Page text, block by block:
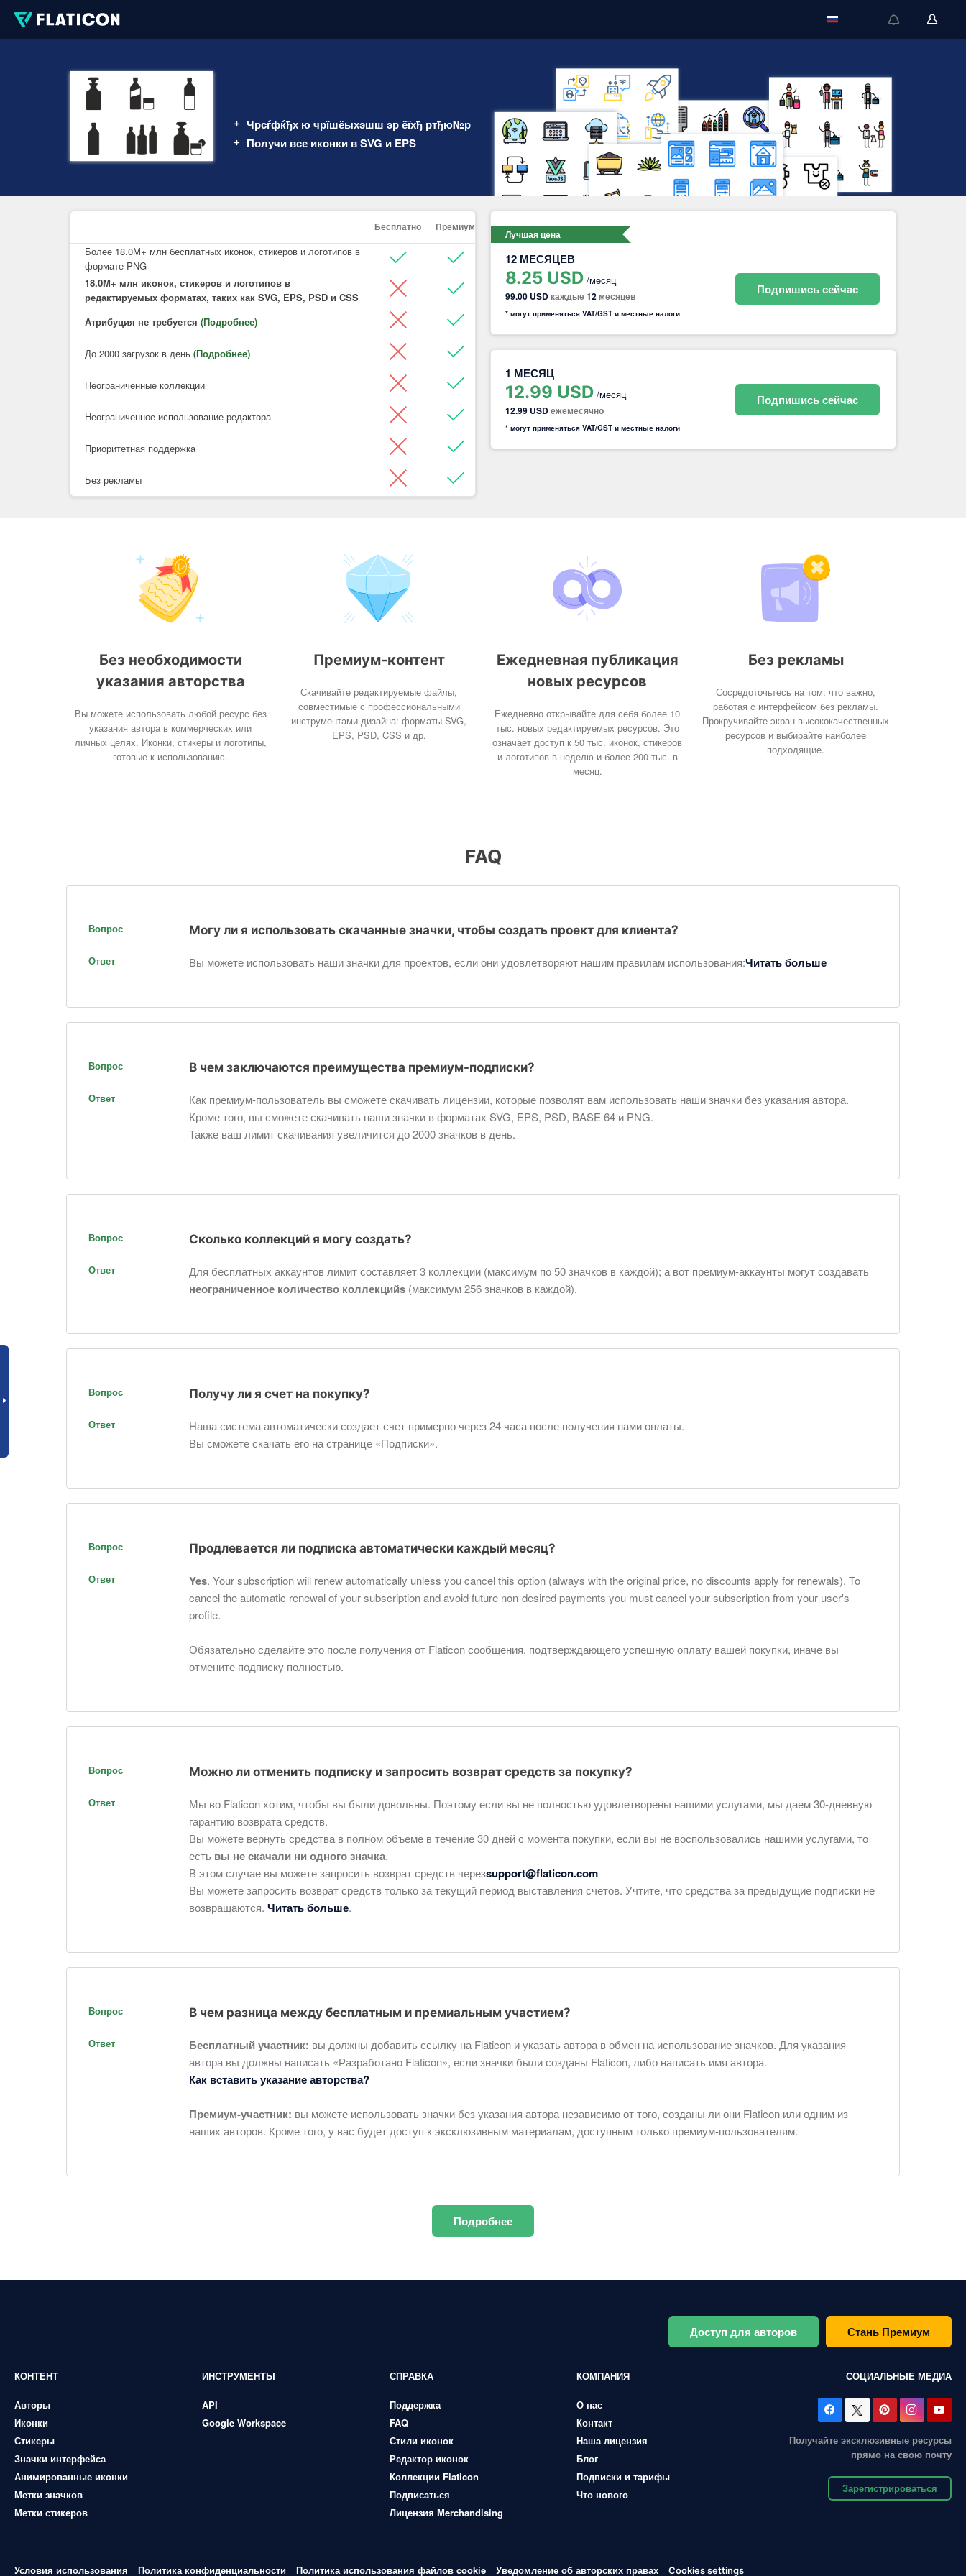
Чрсѓфќђх ю чрїшёыхэшш эр ёїхђ ртђю№р
Получи все иконки в SVG и EPS
Бесплатно Премиум
Более 18.0M+ млн ​​бесплатных иконок, стикеров и логотипов в
формате PNG
18.0M+ млн ​​иконок, стикеров и логотипов в
редактируемых форматах, таких как SVG, EPS, PSD и CSS
Атрибуция не требуется (Подробнее)
До 2000 загрузок в день (Подробнее)
Неограниченные коллекции
Неограниченное использование редактора
Приоритетная поддержка
Без рекламы
Лучшая цена
12 МЕСЯЦЕВ
8.25 USD /месяц
99.00 USDкаждые12 месяцев
* могут применяться VAT/GST и местные налоги
Подпишись сейчас
1 МЕСЯЦ
12.99 USD /месяц
12.99 USDежемесячно
* могут применяться VAT/GST и местные налоги
Подпишись сейчас
Без необходимости
указания авторства
Вы можете использовать любой ресурс без
указания автора в коммерческих или
личных целях. Иконки, стикеры и логотипы,
готовые к использованию.
Премиум-контент
Скачивайте редактируемые файлы,
совместимые с профессиональными
инструментами дизайна: форматы SVG,
EPS, PSD, CSS и др.
Ежедневная публикация
новых ресурсов
Ежедневно открывайте для себя более 10
тыс. новых редактируемых ресурсов. Это
означает доступ к 50 тыс. иконок, стикеров
и логотипов в неделю и более 200 тыс. в
месяц.
Без рекламы
Сосредоточьтесь на том, что важно,
работая с интерфейсом без рекламы.
Прокручивайте экран высококачественных
ресурсов и выбирайте наиболее
подходящие.
FAQ
Вопрос Могу ли я использовать скачанные значки, чтобы создать проект для клиента?
Ответ Вы можете использовать наши значки для проектов, если они удовлетворяют нашим правилам использования:Читать больше
Вопрос В чем заключаются преимущества премиум-подписки?
Ответ
Как премиум-пользователь вы сможете скачивать лицензии, которые позволят вам использовать наши значки без указания автора.
Кроме того, вы сможете скачивать наши значки в форматах SVG, EPS, PSD, BASE 64 и PNG.
Также ваш лимит скачивания увеличится до 2000 значков в день.
Вопрос Сколько коллекций я могу создать?
Ответ Для бесплатных аккаунтов лимит составляет 3 коллекции (максимум по 50 значков в каждой); а вот премиум-аккаунты могут создавать
неограниченное количество коллекцийs (максимум 256 значков в каждой).
Вопрос Получу ли я счет на покупку?
Ответ
Наша система автоматически создает счет примерно через 24 часа после получения нами оплаты.
Вы сможете скачать его на странице «Подписки».
Вопрос Продлевается ли подписка автоматически каждый месяц?
Ответ Yes. Your subscription will renew automatically unless you cancel this option (always with the original price, no discounts apply for renewals). To
cancel the automatic renewal of your subscription and avoid future non-desired payments you must cancel your subscription from your user's
profile.
Обязательно сделайте это после получения от Flaticon сообщения, подтверждающего успешную оплату вашей покупки, иначе вы
отмените подписку полностью.
Вопрос Можно ли отменить подписку и запросить возврат средств за покупку?
Ответ
Мы во Flaticon хотим, чтобы вы были довольны. Поэтому если вы не полностью удовлетворены нашими услугами, мы даем 30-дневную
гарантию возврата средств.
Вы можете вернуть средства в полном объеме в течение 30 дней с момента покупки, если вы не воспользовались нашими услугами, то
есть вы не скачали ни одного значка.
В этом случае вы можете запросить возврат средств черезsupport@flaticon.com
Вы можете запросить возврат средств только за текущий период выставления счетов. Учтите, что средства за предыдущие подписки не
возвращаются. Читать больше.
Вопрос В чем разница между бесплатным и премиальным участием?
Ответ Бесплатный участник: вы должны добавить ссылку на Flaticon и указать автора в обмен на использование значков. Для указания
автора вы должны написать «Разработано Flaticon», если значки были созданы Flaticon, либо написать имя автора.
Как вставить указание авторства?
Премиум-участник: вы можете использовать значки без указания автора независимо от того, созданы ли они Flaticon или одним из
наших авторов. Кроме того, у вас будет доступ к эксклюзивным материалам, доступным только премиум-пользователям.
Подробнее
Доступ для авторов Стань Премиум
КОНТЕНТ
Авторы
Иконки
Стикеры
Значки интерфейса
Анимированные иконки
Метки значков
Метки стикеров
ИНСТРУМЕНТЫ
API
Google Workspace
СПРАВКА
Поддержка
FAQ
Стили иконок
Редактор иконок
Коллекции Flaticon
Подписаться
Лицензия Merchandising
КОМПАНИЯ
О нас
Контакт
Наша лицензия
Блог
Подписки и тарифы
Что нового
СОЦИАЛЬНЫЕ МЕДИА
Получайте эксклюзивные ресурсы
прямо на свою почту
Зарегистрироваться
Условия использования Политика конфиденциальности Политика использования файлов cookie Уведомление об авторских правах Cookies settings